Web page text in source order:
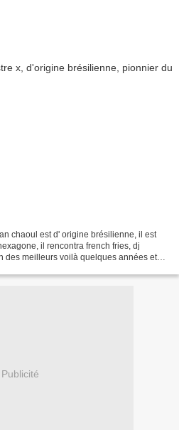
chaoul est d' origine brésilienne, il est
il rencontra french fries, dj
des meilleurs voilà quelques années et
Publicité